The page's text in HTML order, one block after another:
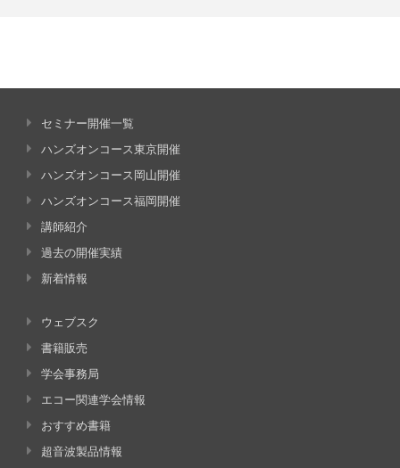
セミナー開催一覧
ハンズオンコース東京開催
ハンズオンコース岡山開催
ハンズオンコース福岡開催
講師紹介
過去の開催実績
新着情報
ウェブスク
書籍販売
学会事務局
エコー関連学会情報
おすすめ書籍
超音波製品情報